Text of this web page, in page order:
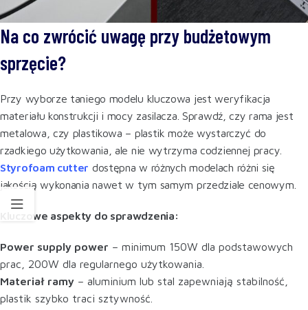
Na co zwrócić uwagę przy budżetowym
sprzęcie?
Przy wyborze taniego modelu kluczowa jest weryfikacja
materiału konstrukcji i mocy zasilacza. Sprawdź, czy rama jest
metalowa, czy plastikowa – plastik może wystarczyć do
rzadkiego użytkowania, ale nie wytrzyma codziennej pracy.
Styrofoam cutter dostępna w różnych modelach różni się
jakością wykonania nawet w tym samym przedziale cenowym.
Kluczowe aspekty do sprawdzenia:
Power supply power – minimum 150W dla podstawowych
prac, 200W dla regularnego użytkowania.
Materiał ramy – aluminium lub stal zapewniają stabilność,
plastik szybko traci sztywność.